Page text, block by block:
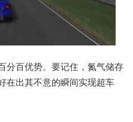
分百优势。要记住，氮气储存
在出其不意的瞬间实现超车